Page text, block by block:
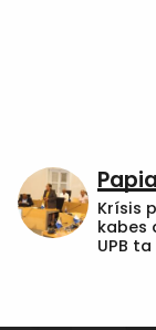
Krísis
kabes
UPB